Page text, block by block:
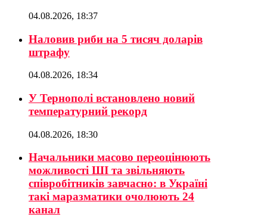
04.08.2026, 18:37
Наловив риби на 5 тисяч доларів
штрафу
04.08.2026, 18:34
У Тернополі встановлено новий
температурний рекорд
04.08.2026, 18:30
Начальники масово переоцінюють
можливості ШІ та звільняють
співробітників завчасно: в Україні
такі маразматики очолюють 24
канал